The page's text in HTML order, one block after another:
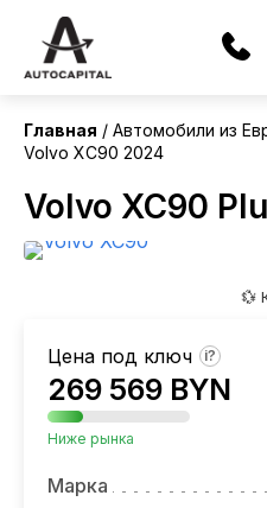
АВТОМОБИЛИ
ЭЛЕКТРОМОБИЛИ
УСЛУГИ
ЛИЗИНГ
НОВОСТИ
Главная Автомобили из
Volvo XC90 2024
Volvo XC90
Европа
Без пробега
💱
Цена под ключ ?
269 569 BYN
Ниже рынка
Марка